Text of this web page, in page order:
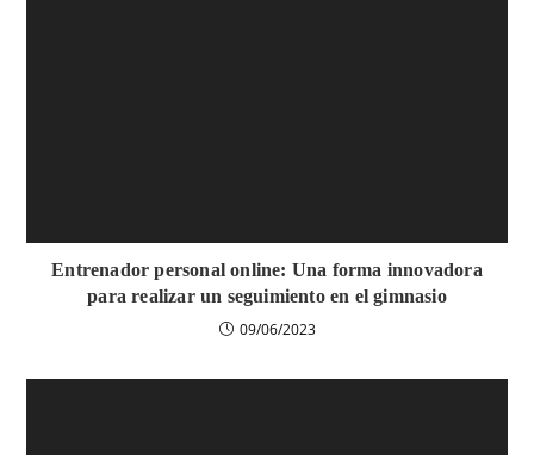
Entrenador personal online: Una forma innovadora
para realizar un seguimiento en el gimnasio
09/06/2023